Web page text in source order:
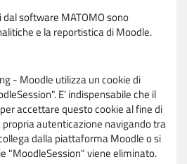
software MATOMO sono
e la reportistica di Moodle.
- Moodle utilizza un cookie di
E' indispensabile che il
accettare questo cookie al fine di
autenticazione navigando tra
dalla piattaforma Moodle o si
"MoodleSession" viene eliminato.